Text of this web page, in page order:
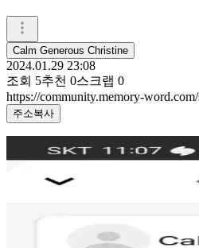
Calm Generous Christine
2024.01.29 23:08
조회 5추천 0스크랩 0
https://community.memory-
주소복사